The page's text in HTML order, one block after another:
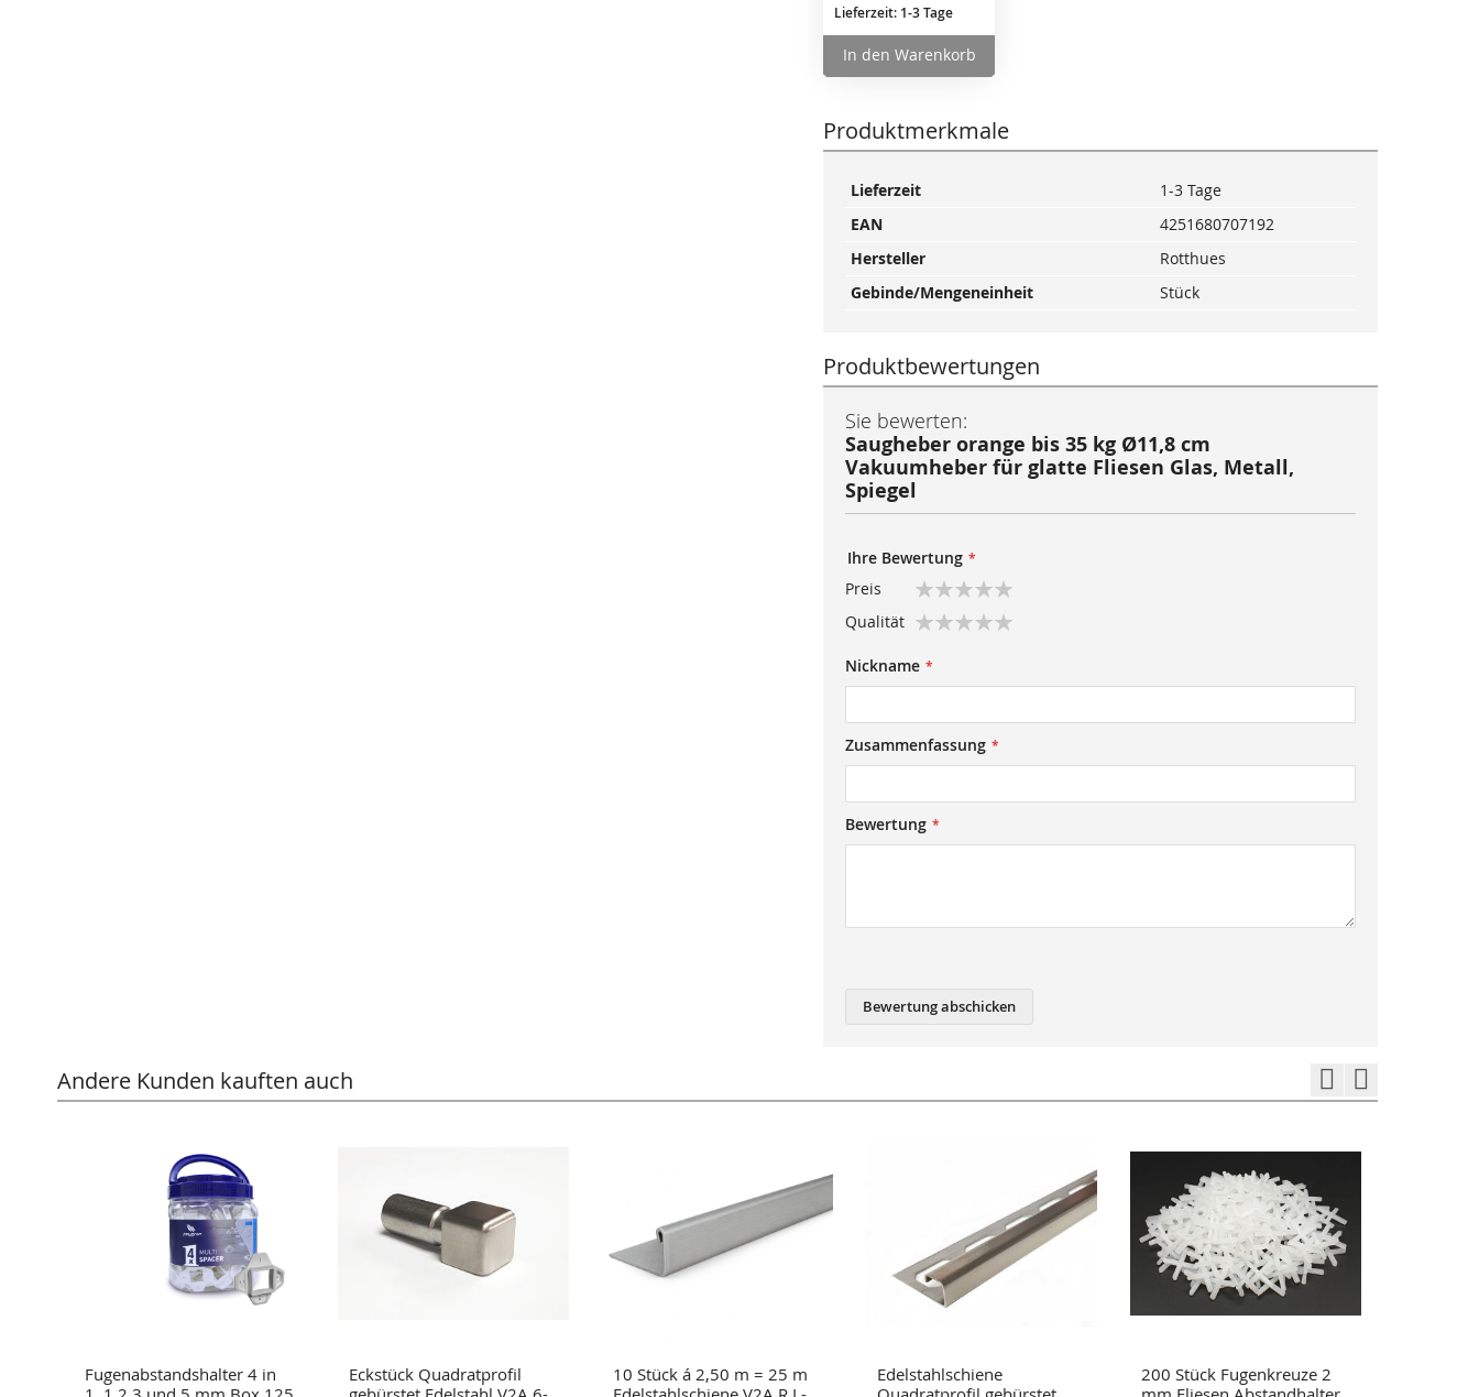
Lieferzeit: 1-3 Tage
In den Warenkorb
Produktmerkmale
Mehr
Lieferzeit
1-3 Tage
EAN
4251680707192
Hersteller
Rotthues
Gebinde/Mengeneinheit
Stück
Produktbewertungen
Sie bewerten:
Saugheber orange bis 35 kg Ø11,8 cm
Vakuumheber für glatte Fliesen Glas, Metall,
Spiegel
Ihre Bewertung
Preis
star
stars
stars
stars
stars
Qualität
star
stars
stars
stars
stars
Nickname
Zusammenfassung
Bewertung
Bewertung abschicken
Andere Kunden kauften auch
Fugenabstandshalter 4 in
Eckstück Quadratprofil
10 Stück á 2,50 m = 25 m
Edelstahlschiene
200 Stück Fugenkreuze 2